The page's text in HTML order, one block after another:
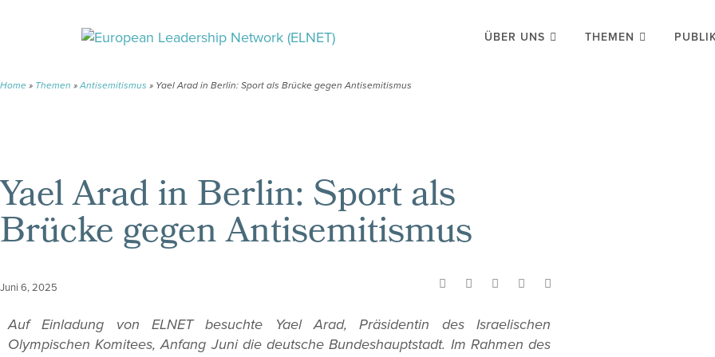
ÜBER UNS THEMEN
Home » Themen »Antisemitismus » Yael Arad in Berlin: Sport als Brücke gegen Antisemitismus
Yael Arad in Berlin: Sport als
Brücke gegen Antisemitismus
Juni 6, 2025
Auf Einladung von ELNET besuchte Yael Arad, Präsidentin des Israelischen
Olympischen Komitees, Anfang Juni die deutsche Bundeshauptstadt. Im Rahmen des